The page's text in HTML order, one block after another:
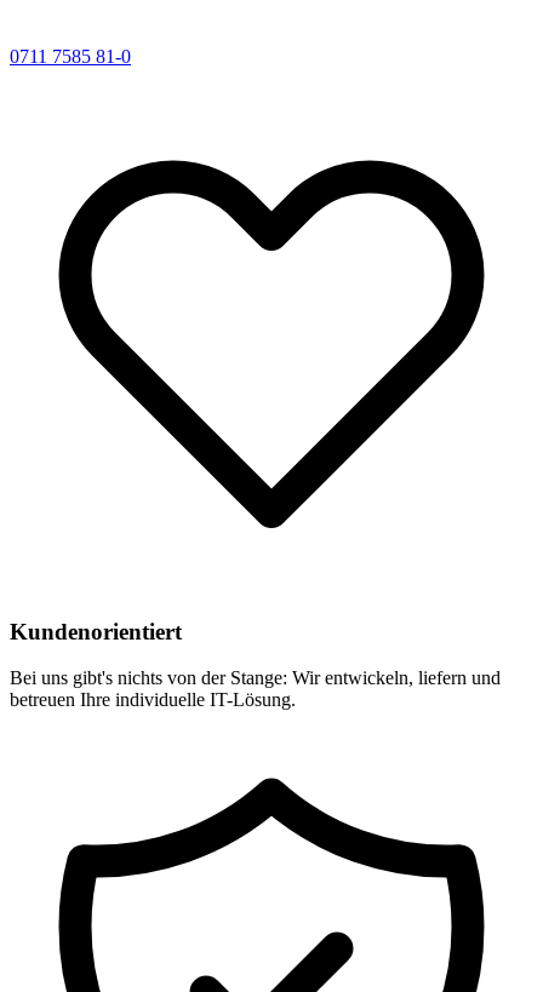
0711 7585 81-0
Kundenorientiert
Bei uns gibt's nichts von der Stange: Wir entwickeln, liefern und
betreuen Ihre individuelle IT-Lösung.